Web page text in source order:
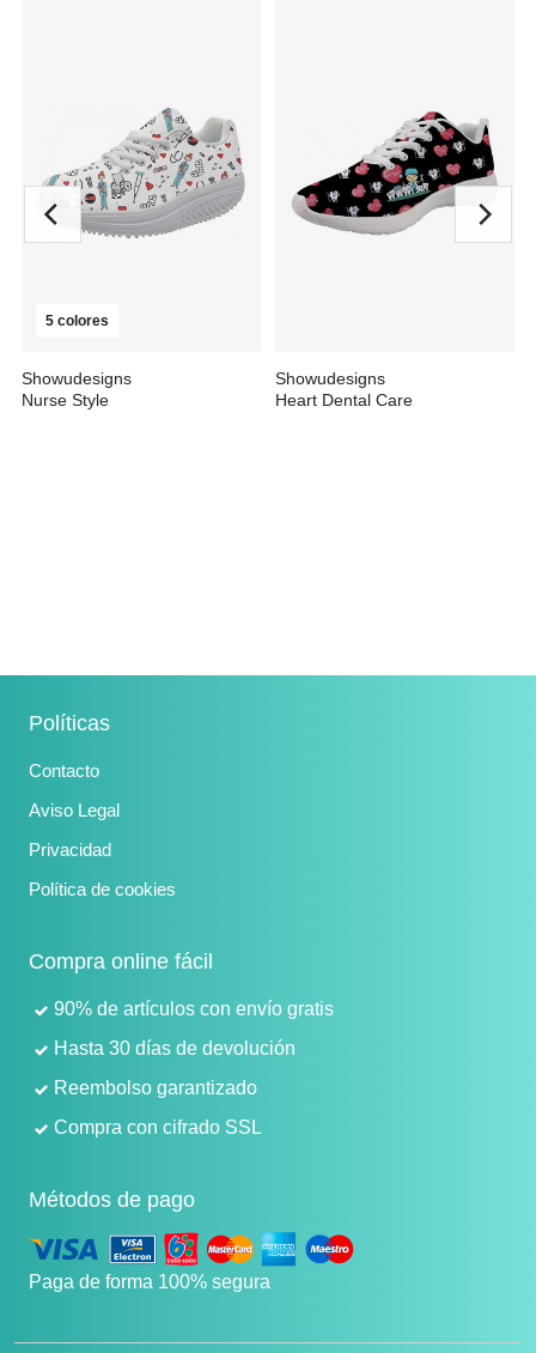
5 colores
Showudesigns
Nurse Style
Showudesigns
Heart Dental Care
Políticas
Contacto
Aviso Legal
Privacidad
Política de cookies
Compra online fácil
90% de artículos con envío gratis
Hasta 30 días de devolución
Reembolso garantizado
Compra con cifrado SSL
Métodos de pago
Paga de forma 100% segura